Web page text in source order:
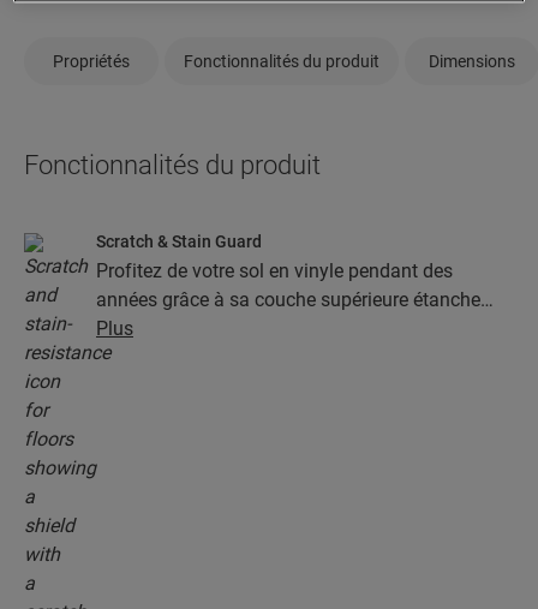
Propriétés Fonctionnalités du produit Dimensions
Fonctionnalités du produit
Scratch & Stain Guard
Profitez de votre sol en vinyle pendant des
années grâce à sa couche supérieure étanche
dotée de la technologie Stain & Scratch Guard.
Cette couche garantit une protection supérieure
Plus